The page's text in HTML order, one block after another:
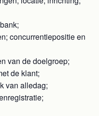
concurrentiepositie en
van de doelgroep;
de klant;
van alledag;